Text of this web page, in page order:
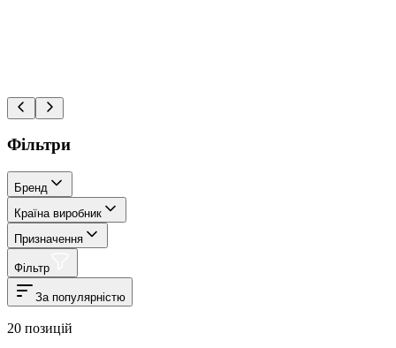
Фільтри
Бренд
Країна виробник
Призначення
Фільтр
За популярністю
20 позицій